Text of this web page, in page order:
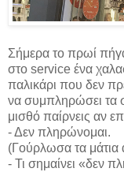
Σήμερα το πρωί
στο service ένα
παλικάρι που δεν
να συμπληρώσει τα
μισθό παίρνεις αν
- Δεν πληρώνομαι.
(Γούρλωσα τα μάτια
- Τι σημαίνει «δεν